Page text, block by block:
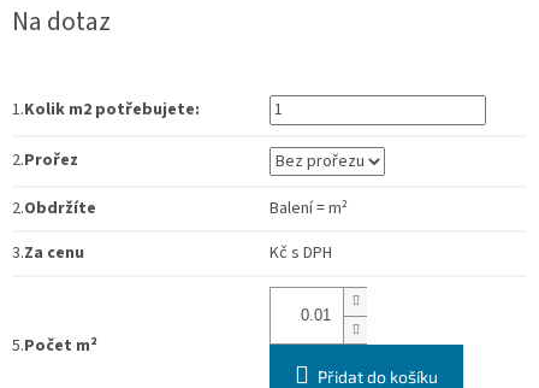
cena:
Na dotaz
1.Kolik m2 potřebujete:
2.Prořez
2.Obdržíte Balení=m²
3.Za cenu Kč s DPH
5.Počet m²
Přidat do košíku